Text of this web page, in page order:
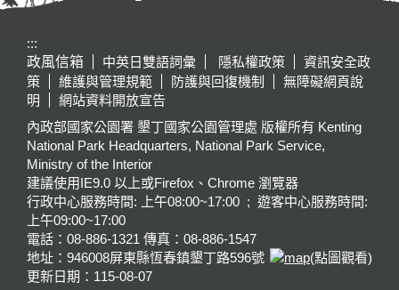
:::
政風信箱
中英日雙語詞彙 隱私權政策
資訊安全政
策
維護與管理規範 防護與回復機制
無障礙網頁說
明
網站資料開放宣告
內政部國家公園署 墾丁國家公園管理處 版權所有 Kenting
National Park Headquarters, National Park Service,
Ministry of the Interior
建議使用IE9.0 以上或Firefox、Chrome 瀏覽器
行政中心服務時間: 上午08:00~17:00 ; 遊客中心服務時間:
上午09:00~17:00
電話：08-886-1321 傳真：08-886-1547
地址：946008屏東縣恆春鎮墾丁路596號
(點圖觀看)
更新日期： 115-08-07